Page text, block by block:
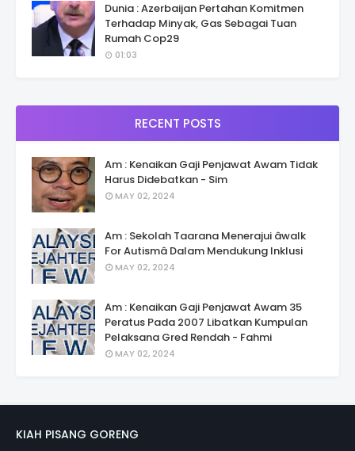
Dunia : Azerbaijan Pertahan Komitmen
Terhadap Minyak, Gas Sebagai Tuan
Rumah Cop29
01:03
RECENT POSTS
Am : Kenaikan Gaji Penjawat Awam Tidak
Harus Didebatkan - Sim
MAY 02, 2024
Am : Sekolah Taarana Menerajui âwalk
For Autismâ Dalam Mendukung Inklusi
MAY 02, 2024
Am : Kenaikan Gaji Penjawat Awam 35
Peratus Pada 2007 Libatkan Kumpulan
Pelaksana Gred Rendah - Fahmi
MAY 02, 2024
KIAH PISANG GORENG